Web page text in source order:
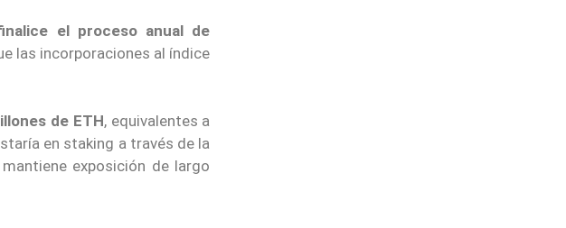
el proceso anual de
las incorporaciones al índice
de ETH, equivalentes a
en staking a través de la
exposición de largo